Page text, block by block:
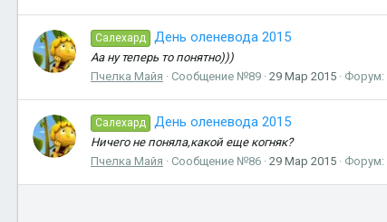
Салехард День оленевода 2015
Аа ну теперь то понятно)))
Пчелка Майя
Сообщение №89 29 Мар 2015 Форум:
Салехард День оленевода 2015
Ничего не поняла,какой еще когняк?
Пчелка Майя
Сообщение №86 29 Мар 2015 Форум: